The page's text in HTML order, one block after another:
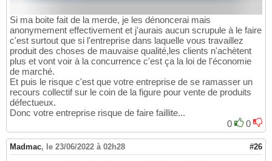
Si ma boite fait de la merde, je les dénoncerai mais
anonymement effectivement et j'aurais aucun scrupule à le faire
c'est surtout que si l'entreprise dans laquelle vous travaillez
produit des choses de mauvaise qualité,les clients n'achètent
plus et vont voir à la concurrence c'est ça la loi de l'économie
de marché.
Et puis le risque c'est que votre entreprise de se ramasser un
recours collectif sur le coin de la figure pour vente de produits
défectueux.
Donc votre entreprise risque de faire faillite...
0
0
Madmac, le 23/06/2022 à 02h28 #26